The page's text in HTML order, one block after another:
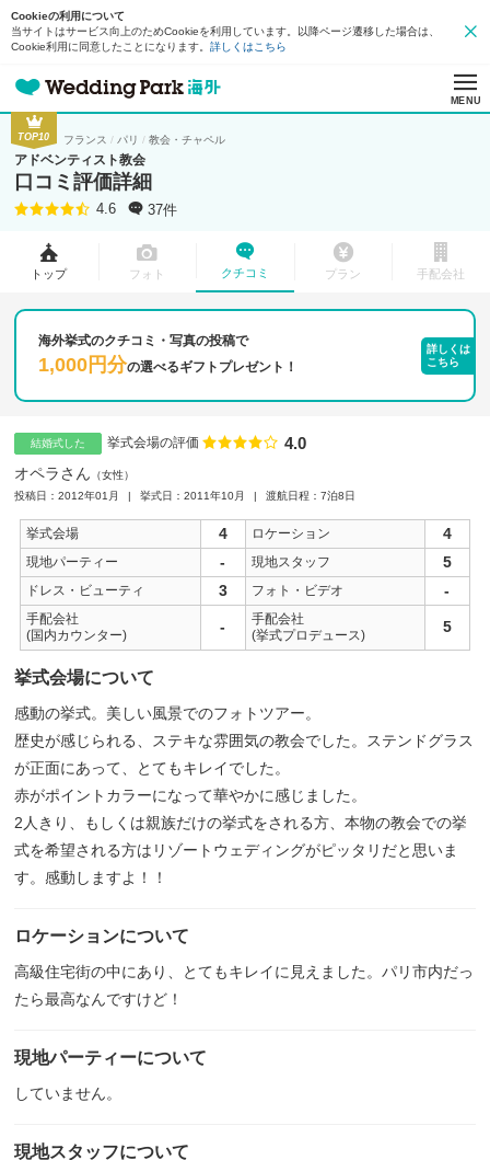
Cookieの利用について
当サイトはサービス向上のためCookieを利用しています。以降ページ遷移した場合は、
Cookie利用に同意したことになります。 詳しくはこちら
MENU
TOP10 フランス パリ 教会・チャペル
アドベンティスト教会
口コミ評価詳細
4.6 37件
トップ フォト クチコミ プラン 手配会社
海外挙式のクチコミ・写真の投稿で
1,000円分の選べるギフトプレゼント！
詳しくは
こちら
結婚式した 挙式会場の評価 点数
4.0
オペラさん
女性
投稿日：2012年01月
挙式日：2011年10月 渡航日程：7泊8日
挙式会場 4 ロケーション 4
現地パーティー - 現地スタッフ 5
ドレス・ビューティ 3 フォト・ビデオ -
手配会社
(国内カウンター)
-
手配会社
(挙式プロデュース)
5
挙式会場について
感動の挙式。美しい風景でのフォトツアー。
歴史が感じられる、ステキな雰囲気の教会でした。ステンドグラス
が正面にあって、とてもキレイでした。
赤がポイントカラーになって華やかに感じました。
2人きり、もしくは親族だけの挙式をされる方、本物の教会での挙
式を希望される方はリゾートウェディングがピッタリだと思いま
す。感動しますよ！！
ロケーションについて
高級住宅街の中にあり、とてもキレイに見えました。パリ市内だっ
たら最高なんですけど！
現地パーティーについて
していません。
現地スタッフについて